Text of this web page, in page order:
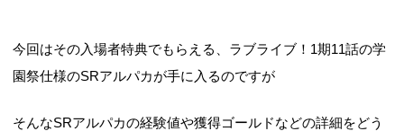
今回はその入場者特典でもらえる、ラブライブ！1期11話の学
園祭仕様のSRアルパカが手に入るのですが
そんなSRアルパカの経験値や獲得ゴールドなどの詳細をどう